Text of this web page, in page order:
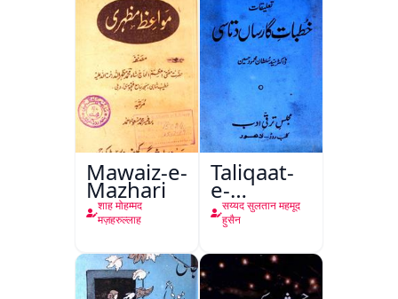
Mawaiz-e-
Mazhari
शाह मोहम्मद
मज़हरुल्लाह
Taliqaat-
e-
Khutbat-
e-Garcin
सय्यद सुलतान महमूद
हुसैन